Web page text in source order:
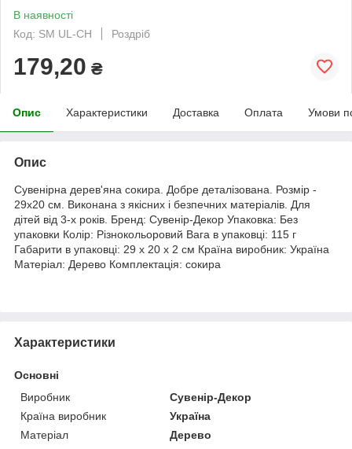
В наявності
Код: SM UL-СH
Роздріб
179,20 ₴
Опис Характеристики Доставка Оплата Умови
Опис
Сувенірна дерев'яна сокира. Добре деталізована. Розмір -
29х20 см. Виконана з якісних і безпечних матеріалів. Для
дітей від 3-х років. Бренд: Сувенір-Декор Упаковка: Без
упаковки Колір: Різнокольоровий Вага в упаковці: 115 г
Габарити в упаковці: 29 x 20 x 2 см Країна виробник: Україна
Матеріал: Дерево Комплектація: сокира
Характеристики
Основні
Виробник
Сувенір-Декор
Країна виробник
Україна
Матеріал
Дерево